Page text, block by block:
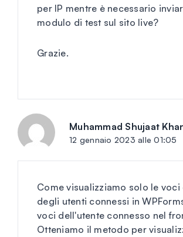
per IP mentre è necessario
modulo di test sul sito live?
Grazie.
Muhammad Shujaat
12 gennaio 2023 alle 01:05
Come visualizziamo solo le
degli utenti connessi in
voci dell'utente connesso nel
Otteniamo il metodo per